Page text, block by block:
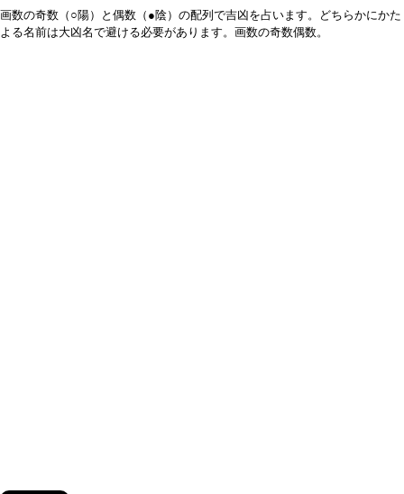
画数の奇数（○陽）と偶数（●陰）の配列で吉凶を占います。どちらかにかた
よる名前は大凶名で避ける必要があります。画数の奇数偶数。